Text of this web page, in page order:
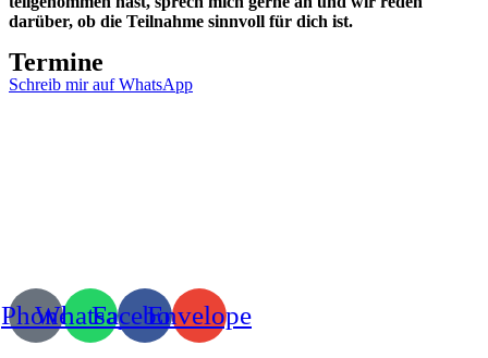
darüber, ob die Teilnahme sinnvoll für dich ist.
Termine
Schreib mir auf WhatsApp
PhoneWhatsappFacebookEnvelope